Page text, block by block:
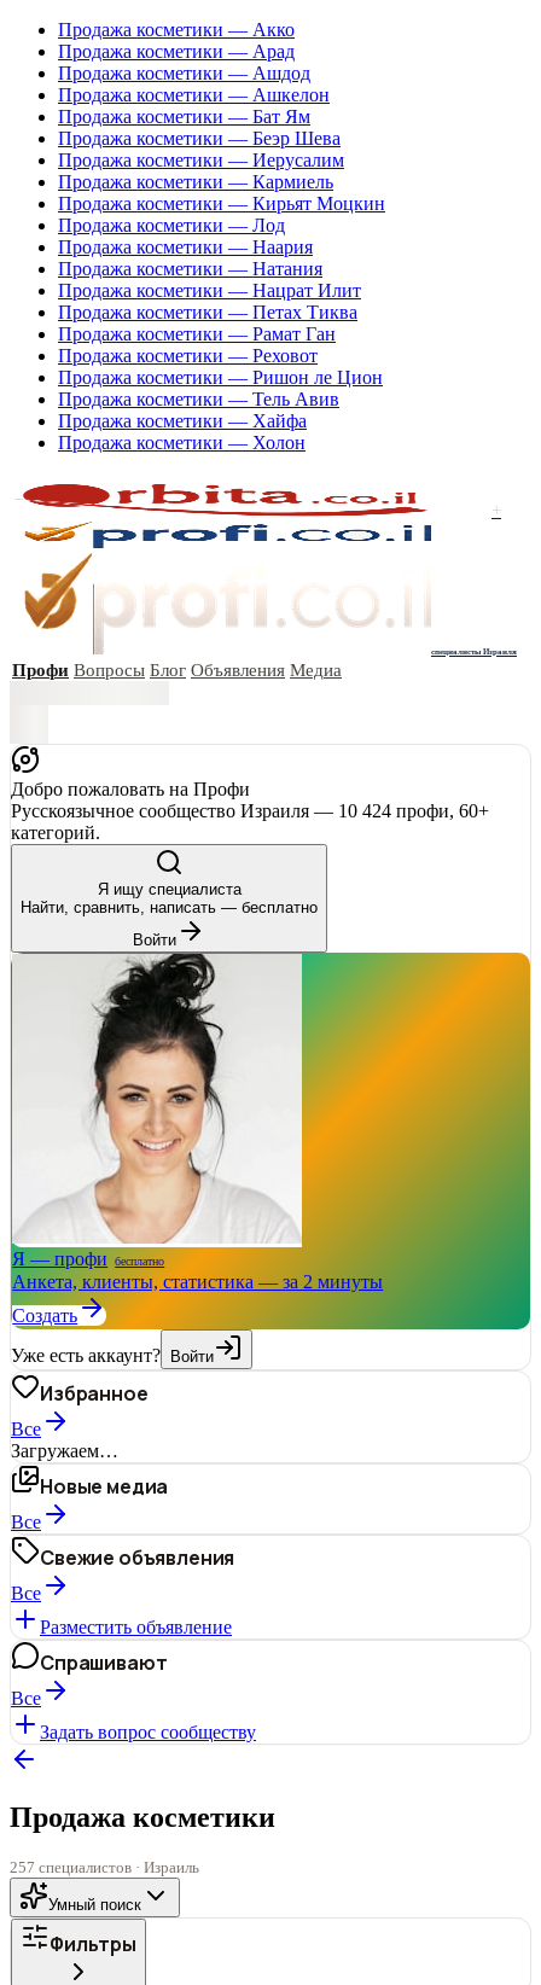
Продажа косметики — Акко
Продажа косметики — Арад
Продажа косметики — Ашдод
Продажа косметики — Ашкелон
Продажа косметики — Бат Ям
Продажа косметики — Беэр Шева
Продажа косметики — Иерусалим
Продажа косметики — Кармиель
Продажа косметики — Кирьят Моцкин
Продажа косметики — Лод
Продажа косметики — Наария
Продажа косметики — Натания
Продажа косметики — Нацрат Илит
Продажа косметики — Петах Тиква
Продажа косметики — Рамат Ган
Продажа косметики — Реховот
Продажа косметики — Ришон ле Цион
Продажа косметики — Тель Авив
Продажа косметики — Хайфа
Продажа косметики — Холон
+
специалисты Израиля
Профи Вопросы Блог Объявления Медиа
Добро пожаловать на Профи
Русскоязычное сообщество Израиля — 10 424 профи, 60+
категорий.
Я ищу специалиста
Найти, сравнить, написать — бесплатно
Войти
Я — профи бесплатно
Анкета, клиенты, статистика — за 2 минуты
Создать
Уже есть аккаунт? Войти
Избранное
Все
Загружаем…
Новые медиа
Все
Свежие объявления
Все
Разместить объявление
Спрашивают
Все
Задать вопрос сообществу
Продажа косметики
257 специалистов · Израиль
Умный поиск
Фильтры